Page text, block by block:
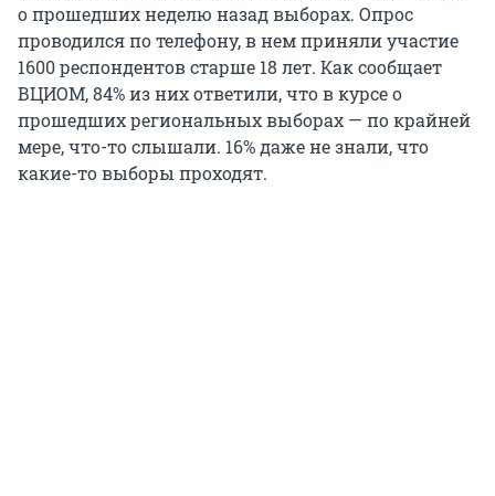
о прошедших неделю назад выборах. Опрос
проводился по телефону, в нем приняли участие
1600 респондентов старше 18 лет. Как сообщает
ВЦИОМ, 84% из них ответили, что в курсе о
прошедших региональных выборах — по крайней
мере, что-то слышали. 16% даже не знали, что
какие-то выборы проходят.